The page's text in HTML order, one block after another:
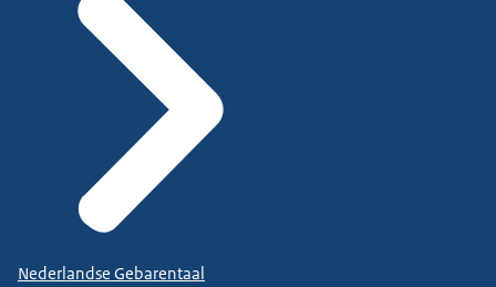
Nederlandse Gebarentaal